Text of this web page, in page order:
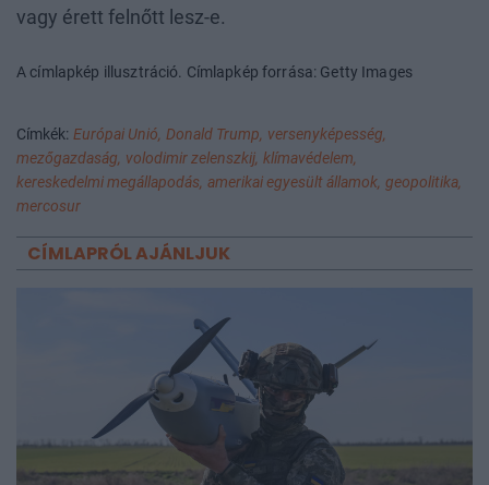
vagy érett felnőtt lesz-e.
A címlapkép illusztráció. Címlapkép forrása: Getty Images
Címkék: Európai Unió, Donald Trump, versenyképesség,
mezőgazdaság, volodimir zelenszkij, klímavédelem,
kereskedelmi megállapodás, amerikai egyesült államok, geopolitika,
mercosur
CÍMLAPRÓL AJÁNLJUK